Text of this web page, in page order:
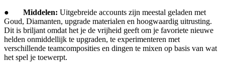
● Middelen: Uitgebreide accounts zijn meestal geladen met
Goud, Diamanten, upgrade materialen en hoogwaardig uitrusting.
Dit is briljant omdat het je de vrijheid geeft om je favoriete nieuwe
helden onmiddellijk te upgraden, te experimenteren met
verschillende teamcomposities en dingen te mixen op basis van wat
het spel je toewerpt.